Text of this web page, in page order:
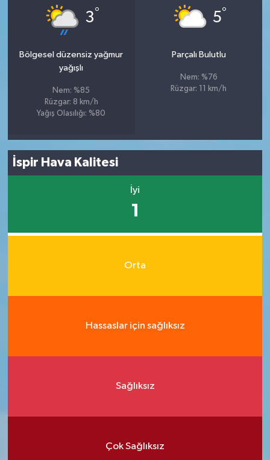
3°
Bölgesel düzensiz yağmur
yağışlı
Nem: %85
Rüzgar: 8 km/h
Yağış Olasılığı: %80
5°
Parçalı Bulutlu
Nem: %76
Rüzgar: 11 km/h
İspir Hava Kalitesi
İyi
1
Orta
Hassaslar için sağlıksız
Sağlıksız
Çok Sağlıksız